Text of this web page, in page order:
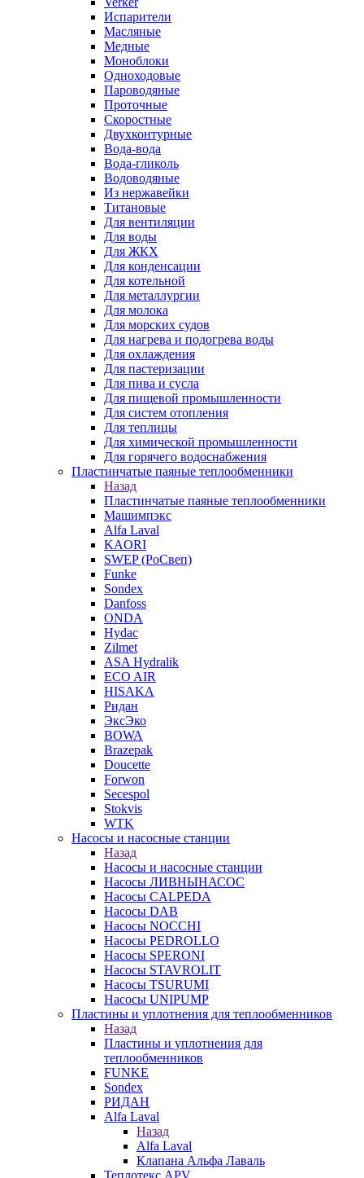
Испарители
Масляные
Медные
Моноблоки
Одноходовые
Пароводяные
Проточные
Скоростные
Двухконтурные
Вода-вода
Вода-гликоль
Водоводяные
Из нержавейки
Титановые
Для вентиляции
Для воды
Для ЖКХ
Для конденсации
Для котельной
Для металлургии
Для молока
Для морских судов
Для нагрева и подогрева воды
Для охлаждения
Для пастеризации
Для пива и сусла
Для пищевой промышленности
Для систем отопления
Для теплицы
Для химической промышленности
Для горячего водоснабжения
Пластинчатые паяные теплообменники
Назад
Пластинчатые паяные теплообменники
Машимпэкс
Alfa Laval
KAORI
SWEP (РоСвеп)
Funke
Sondex
Danfoss
ONDA
Hydac
Zilmet
ASA Hydralik
ECO AIR
HISAKA
Ридан
ЭксЭко
BOWA
Brazepak
Doucette
Forwon
Secespol
Stokvis
WTK
Насосы и насосные станции
Назад
Насосы и насосные станции
Насосы ЛИВНЫНАСОС
Насосы CALPEDA
Насосы DAB
Насосы NOCCHI
Насосы PEDROLLO
Насосы SPERONI
Насосы STAVROLIT
Насосы TSURUMI
Насосы UNIPUMP
Пластины и уплотнения для теплообменников
Назад
Пластины и уплотнения для
теплообменников
FUNKE
Sondex
РИДАН
Alfa Laval
Назад
Alfa Laval
Клапана Альфа Лаваль
Теплотекс APV